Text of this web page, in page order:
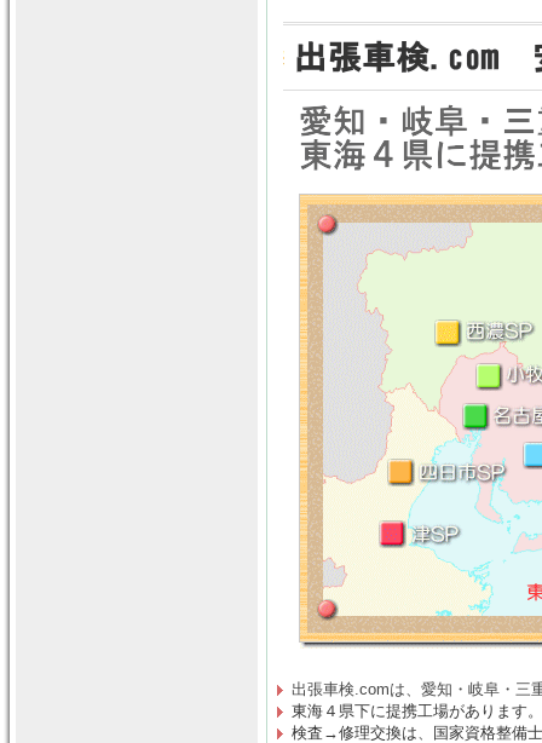
出張車検.comは、 愛知・岐阜・三
東海４県下に提携工場があります。
検査→修理交換は、
国家資格整備